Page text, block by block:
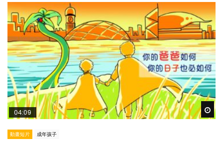
04:09
動畫短片 成年孩子